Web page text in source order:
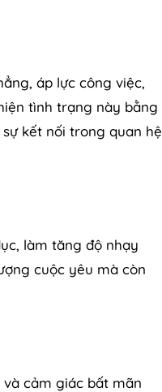
áp lực công việc,
tình trạng này bằng
kết nối trong quan hệ
làm tăng độ nhạy
cuộc yêu mà còn
cảm giác bất mãn